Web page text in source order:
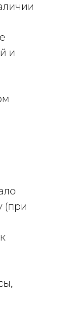
и
(при